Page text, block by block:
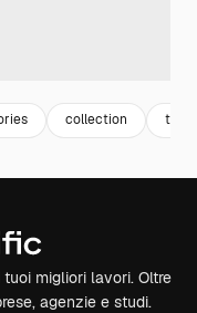
collection
migliori lavori. Oltre
agenzie e studi.